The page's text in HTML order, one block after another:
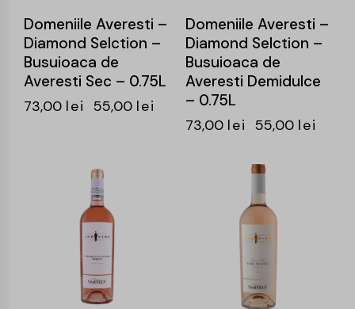
Domeniile Averesti –
Diamond Selction –
Busuioaca de
Averesti Sec – 0.75L
73,00 lei 55,00 lei
Domeniile Averesti –
Diamond Selction –
Busuioaca de
Averesti Demidulce
– 0.75L
73,00 lei 55,00 lei